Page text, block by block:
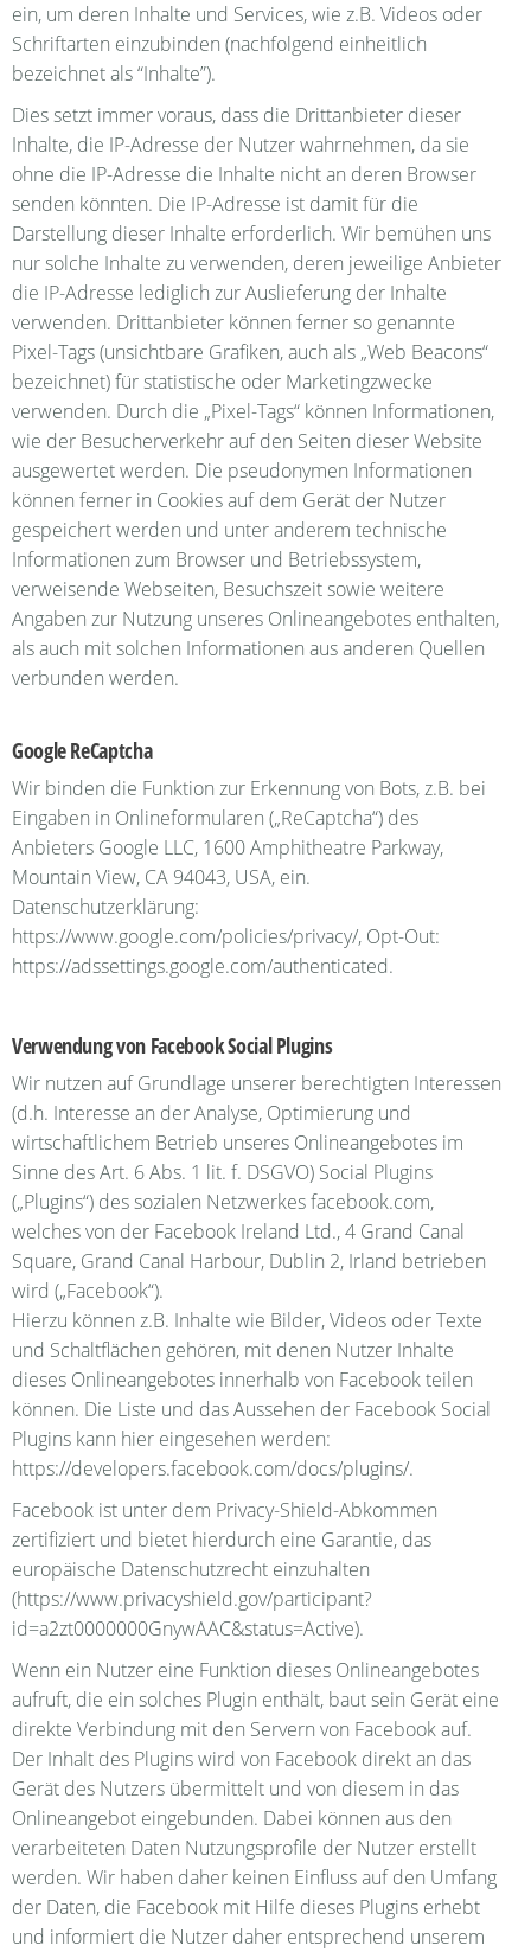
ein, um deren Inhalte und Services, wie z.B. Videos oder
Schriftarten einzubinden (nachfolgend einheitlich
bezeichnet als “Inhalte”).
Dies setzt immer voraus, dass die Drittanbieter dieser
Inhalte, die IP-Adresse der Nutzer wahrnehmen, da sie
ohne die IP-Adresse die Inhalte nicht an deren Browser
senden könnten. Die IP-Adresse ist damit für die
Darstellung dieser Inhalte erforderlich. Wir bemühen uns
nur solche Inhalte zu verwenden, deren jeweilige Anbieter
die IP-Adresse lediglich zur Auslieferung der Inhalte
verwenden. Drittanbieter können ferner so genannte
Pixel-Tags (unsichtbare Grafiken, auch als „Web Beacons“
bezeichnet) für statistische oder Marketingzwecke
verwenden. Durch die „Pixel-Tags“ können Informationen,
wie der Besucherverkehr auf den Seiten dieser Website
ausgewertet werden. Die pseudonymen Informationen
können ferner in Cookies auf dem Gerät der Nutzer
gespeichert werden und unter anderem technische
Informationen zum Browser und Betriebssystem,
verweisende Webseiten, Besuchszeit sowie weitere
Angaben zur Nutzung unseres Onlineangebotes enthalten,
als auch mit solchen Informationen aus anderen Quellen
verbunden werden.
Google ReCaptcha
Wir binden die Funktion zur Erkennung von Bots, z.B. bei
Eingaben in Onlineformularen („ReCaptcha“) des
Anbieters Google LLC, 1600 Amphitheatre Parkway,
Mountain View, CA 94043, USA, ein.
Datenschutzerklärung:
https://www.google.com/policies/privacy/, Opt-Out:
https://adssettings.google.com/authenticated.
Verwendung von Facebook Social Plugins
Wir nutzen auf Grundlage unserer berechtigten Interessen
(d.h. Interesse an der Analyse, Optimierung und
wirtschaftlichem Betrieb unseres Onlineangebotes im
Sinne des Art. 6 Abs. 1 lit. f. DSGVO) Social Plugins
(„Plugins“) des sozialen Netzwerkes facebook.com,
welches von der Facebook Ireland Ltd., 4 Grand Canal
Square, Grand Canal Harbour, Dublin 2, Irland betrieben
wird („Facebook“).
Hierzu können z.B. Inhalte wie Bilder, Videos oder Texte
und Schaltflächen gehören, mit denen Nutzer Inhalte
dieses Onlineangebotes innerhalb von Facebook teilen
können. Die Liste und das Aussehen der Facebook Social
Plugins kann hier eingesehen werden:
https://developers.facebook.com/docs/plugins/.
Facebook ist unter dem Privacy-Shield-Abkommen
zertifiziert und bietet hierdurch eine Garantie, das
europäische Datenschutzrecht einzuhalten
(https://www.privacyshield.gov/participant?
id=a2zt0000000GnywAAC&status=Active).
Wenn ein Nutzer eine Funktion dieses Onlineangebotes
aufruft, die ein solches Plugin enthält, baut sein Gerät eine
direkte Verbindung mit den Servern von Facebook auf.
Der Inhalt des Plugins wird von Facebook direkt an das
Gerät des Nutzers übermittelt und von diesem in das
Onlineangebot eingebunden. Dabei können aus den
verarbeiteten Daten Nutzungsprofile der Nutzer erstellt
werden. Wir haben daher keinen Einfluss auf den Umfang
der Daten, die Facebook mit Hilfe dieses Plugins erhebt
und informiert die Nutzer daher entsprechend unserem